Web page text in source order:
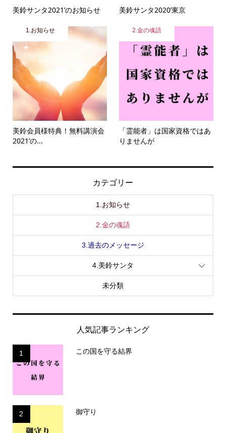
美鈴サンタ2021’のお知らせ 美鈴サンタ2020’東京
1.お知らせ
美鈴会員様特典！無料講演会
2021’の...
2.金の魂語
「霊能者」は国家資格ではあ
りませんが
カテゴリー
1.お知らせ
2.金の魂語
3.過去のメッセージ
4.美鈴サンタ
未分類
人気記事ランキング
1 この国を守る結界
2 御守り